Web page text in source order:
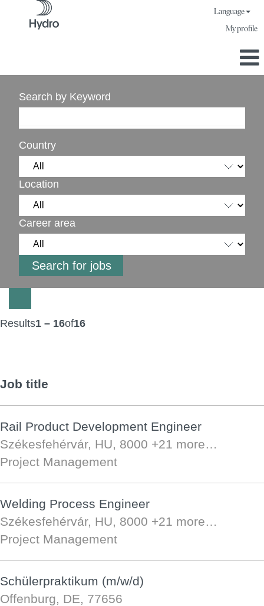
Language
My profile
Search by Keyword
Country
Location
Career area
Results1 – 16of16
Job title
Rail Product Development Engineer
Székesfehérvár, HU, 8000 +21 more…
Project Management
Welding Process Engineer
Székesfehérvár, HU, 8000 +21 more…
Project Management
Schülerpraktikum (m/w/d)
Offenburg, DE, 77656